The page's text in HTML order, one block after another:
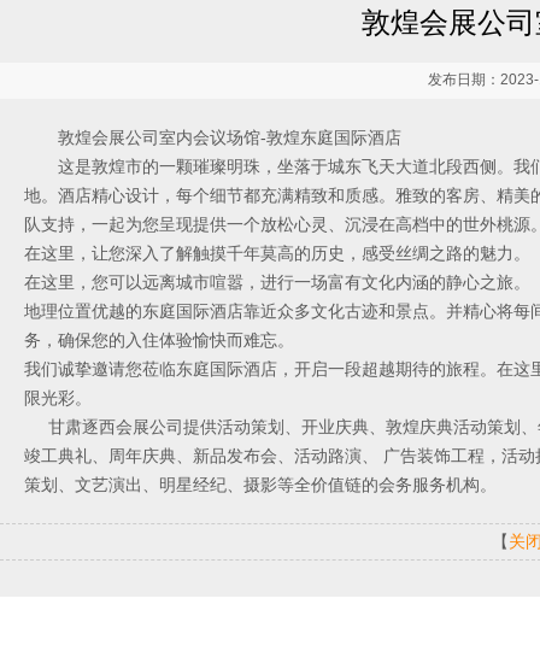
敦煌会展公
发布日期：
敦煌会展公司室内会议场馆-敦煌东庭国际酒店
这是敦煌市的一颗璀璨明珠，坐落于城东飞天大道北段西侧。我
地。酒店精心设计，每个细节都充满精致和质感。雅致的客房、精
队支持，一起为您呈现提供一个放松心灵、沉浸在高档中的世外桃源
在这里，让您深入了解触摸千年莫高的历史，感受丝绸之路的魅力。
在这里，您可以远离城市喧嚣，进行一场富有文化内涵的静心之旅。
地理位置优越的东庭国际酒店靠近众多文化古迹和景点。并精心将
务，确保您的入住体验愉快而难忘。
我们诚挚邀请您莅临东庭国际酒店，开启一段超越期待的旅程。在
限光彩。
甘肃逐西会展公司提供活动策划、开业庆典、敦煌庆典活动策划
竣工典礼、周年庆典、新品发布会、活动路演、 广告装饰工程，活
策划、文艺演出、明星经纪、摄影等全价值链的会务服务机构。
【关